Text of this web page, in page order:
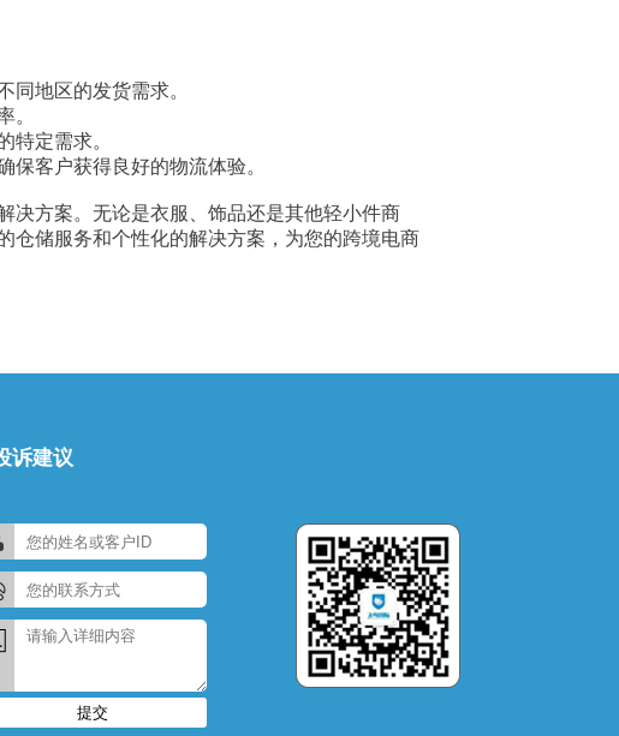
同地区的发货需求。
。
特定需求。
客户获得良好的物流体验。
决方案。无论是衣服、饰品还是其他轻小件商
仓储服务和个性化的解决方案，为您的跨境电商
诉建议
提交